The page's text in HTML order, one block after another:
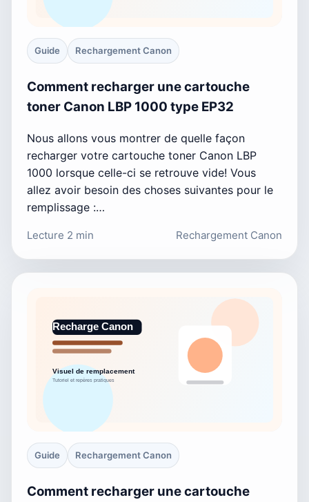
Guide Rechargement Canon
Comment recharger une cartouche
toner Canon LBP 1000 type EP32
Nous allons vous montrer de quelle façon
recharger votre cartouche toner Canon LBP
1000 lorsque celle-ci se retrouve vide! Vous
allez avoir besoin des choses suivantes pour le
remplissage :…
Lecture 2 min Rechargement Canon
Guide Rechargement Canon
Comment recharger une cartouche